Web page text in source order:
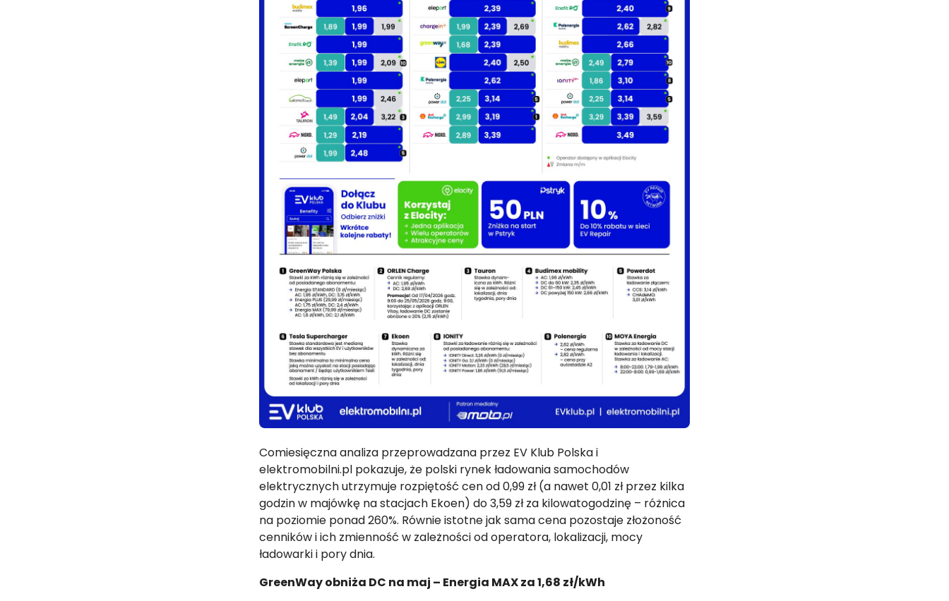
Comiesięczna analiza przeprowadzana przez EV Klub Polska i
elektromobilni.pl pokazuje, że polski rynek ładowania samochodów
elektrycznych utrzymuje rozpiętość cen od 0,99 zł (a nawet 0,01 zł przez kilka
godzin w majówkę na stacjach Ekoen) do 3,59 zł za kilowatogodzinę – różnica
na poziomie ponad 260%. Równie istotne jak sama cena pozostaje złożoność
cenników i ich zmienność w zależności od operatora, lokalizacji, mocy
ładowarki i pory dnia.
GreenWay obniża DC na maj – Energia MAX za 1,68 zł/kWh